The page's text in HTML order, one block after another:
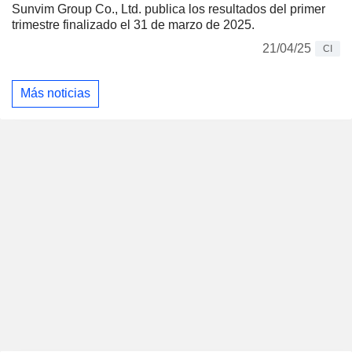
Sunvim Group Co., Ltd. publica los resultados del primer
trimestre finalizado el 31 de marzo de 2025.
21/04/25
CI
Más noticias